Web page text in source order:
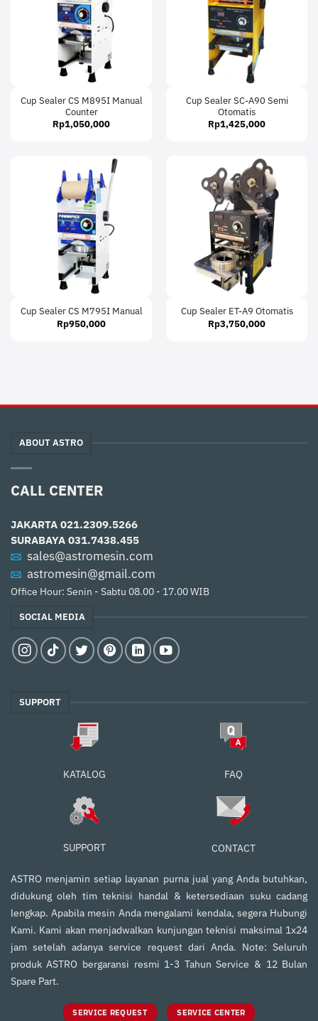
Cup Sealer CS M895I Manual
Counter
Rp1,050,000
Cup Sealer SC-A90 Semi
Otomatis
Rp1,425,000
Cup Sealer CS M795I Manual
Rp950,000
Cup Sealer ET-A9 Otomatis
Rp3,750,000
ABOUT ASTRO
CALL CENTER
JAKARTA 021.2309.5266
SURABAYA 031.7438.455
sales@astromesin.com
astromesin@gmail.com
Office Hour: Senin - Sabtu 08.00 - 17.00 WIB
SOCIAL MEDIA
SUPPORT
KATALOG FAQ
SUPPORT CONTACT
ASTRO menjamin setiap layanan purna jual yang Anda butuhkan,
didukung oleh tim teknisi handal & ketersediaan suku cadang
lengkap. Apabila mesin Anda mengalami kendala, segera Hubungi
Kami. Kami akan menjadwalkan kunjungan teknisi maksimal 1x24
jam setelah adanya service request dari Anda. Note: Seluruh
produk ASTRO bergaransi resmi 1-3 Tahun Service & 12 Bulan
Spare Part.
SERVICE REQUEST SERVICE CENTER